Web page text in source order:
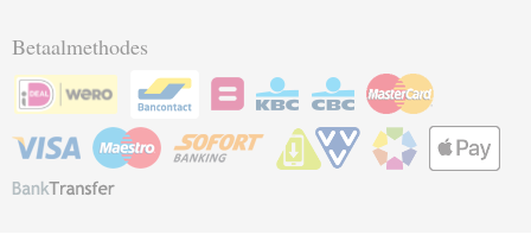
Betaalmethodes